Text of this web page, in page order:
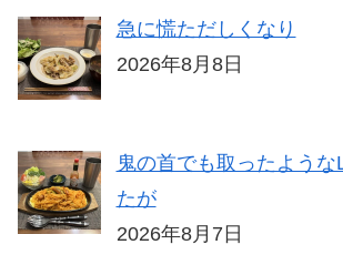
急に慌ただしくなり
2026年8月8日
鬼の首でも取ったよう
たが
2026年8月7日